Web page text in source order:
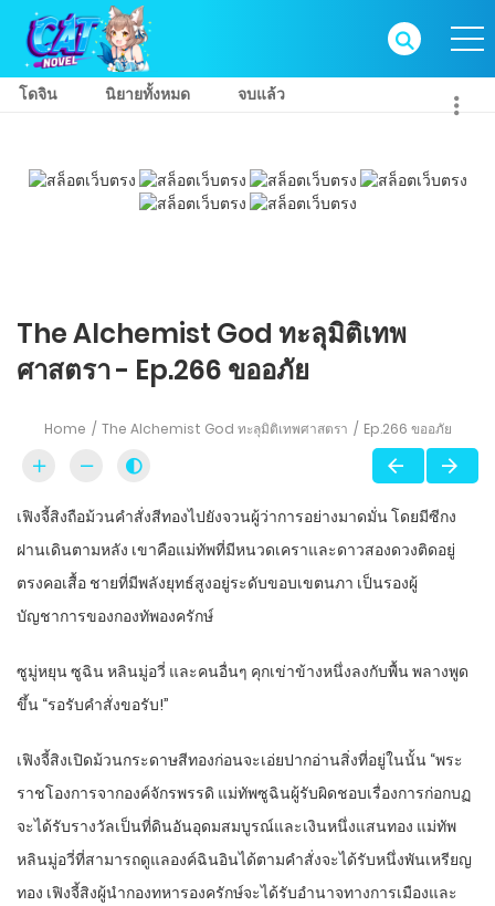
โดจิน นิยายทั้งหมด จบแล้ว
The Alchemist God ทะลุมิติเทพ
ศาสตรา - Ep.266 ขออภัย
Home The Alchemist God ทะลุมิติเทพศาสตรา Ep.266 ขออภัย
เฟิงจี้สิงถือม้วนคำสั่งสีทองไปยังจวนผู้ว่าการอย่างมาดมั่น โดยมีซีกง
ฝานเดินตามหลัง เขาคือแม่ทัพที่มีหนวดเคราและดาวสองดวงติดอยู่
ตรงคอเสื้อ ชายที่มีพลังยุทธ์สูงอยู่ระดับขอบเขตนภา เป็นรองผู้
บัญชาการของกองทัพองครักษ์
ซูมู่หยุน ซูฉิน หลินมู่อวี่ และคนอื่นๆ คุกเข่าข้างหนึ่งลงกับพื้น พลางพูด
ขึ้น “รอรับคำสั่งขอรับ!”
เฟิงจี้สิงเปิดม้วนกระดาษสีทองก่อนจะเอ่ยปากอ่านสิ่งที่อยู่ในนั้น “พระ
ราชโองการจากองค์จักรพรรดิ แม่ทัพซูฉินผู้รับผิดชอบเรื่องการก่อกบฏ
จะได้รับรางวัลเป็นที่ดินอันอุดมสมบูรณ์และเงินหนึ่งแสนทอง แม่ทัพ
หลินมู่อวี่ที่สามารถดูแลองค์ฉินอินได้ตามคำสั่งจะได้รับหนึ่งพันเหรียญ
ทอง เฟิงจี้สิงผู้นำกองทหารองครักษ์จะได้รับอำนาจทางการเมืองและ